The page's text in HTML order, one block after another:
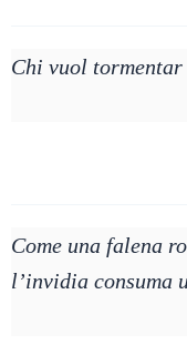
Chi vuol
Come una falena
l’invidia consuma